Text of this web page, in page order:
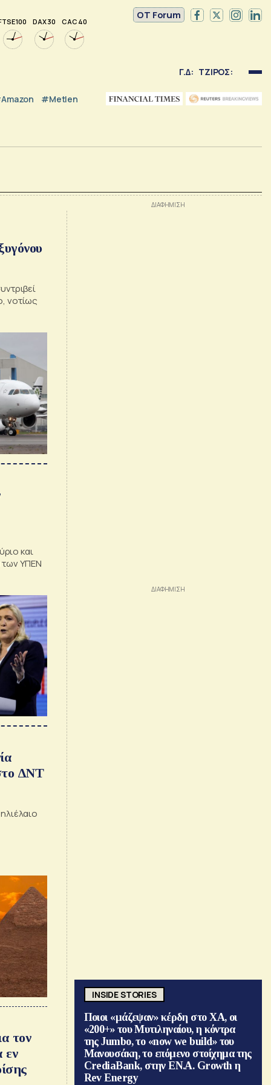
100 DAX 30 CAC 40
OT Forum
Γ.Δ: ΤΖΙΡΟΣ:
#Metlen
νοτίως
και
των ΥΠΕΝ
ΔΝΤ
τον
εν
INSIDE STORIES
Ποιοι «μάζεψαν» κέρδη στο ΧΑ, οι
«200+» του Μυτιληναίου, η κόντρα
της Jumbo, το «now we build» του
Μανουσάκη, το επόμενο στοίχημα της
CrediaBank, στην ΕΝ.Α. Growth η
Rev Energy